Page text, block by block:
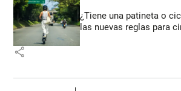
¿Tiene una patineta o
las nuevas reglas para
share